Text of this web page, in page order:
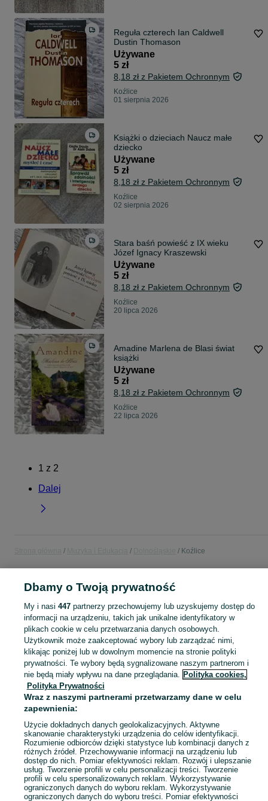
Reguła czterech Ian Caldwell
Dustin Thomason
Używane
5 zł
8,18 zł z Pakietem Ochronnym
Koźlice
01 sierpnia 2026
Książki o dzieciach Naucz małe
dziecko
Używane
5 zł
8,18 zł z Pakietem Ochronnym
Koźlice
02 sierpnia 2026
Stara baśń powieść z IX wieku
Józef Ignacy Kraszewski
Używane
5 zł
8,18 zł z Pakietem Ochronnym
Koźlice
20 lipca 2026
Amadine Marlena de Blasi świat
książki
Używane
5 zł
8,18 zł z Pakietem Ochronnym
Koźlice
22 lipca 2026
1 z 2
Dalej
Koźlice
MUZYKA I EDUKACJA
KATEGORIA
Sprzedaż towarów dla relaksu, twórczości i nauki Koźlice ▶️ Nowe i używane instrumenty, książki, filmy i inne ✌ Kupuj i sprzedawaj na OLX.pl! Zobacz
Mapa kategorii
Mapa miejscowości
Mapa ministron
Popularne wyszukiwania
Dbamy o Twoją prywatność
My i nasi 447partnerzy przechowujemy lub uzyskujemy dostęp do
informacji na urządzeniu, takich jak unikalne identyfikatory w
plikach cookie w celu przetwarzania danych osobowych.
Użytkownik może zaakceptować wybory lub zarządzać nimi,
klikając poniżej lub w dowolnym momencie na stronie polityki
prywatności. Te wybory będą sygnalizowane naszym partnerom i
nie będą miały wpływu na dane przeglądania. Polityka cookies,
Polityka Prywatności
Wraz z naszymi partnerami przetwarzamy dane w celu
zapewnienia:
Użycie dokładnych danych geolokalizacyjnych. Aktywne
skanowanie charakterystyki urządzenia do celów identyfikacji.
Rozumienie odbiorców dzięki statystyce lub kombinacji danych z
różnych źródeł. Przechowywanie informacji na urządzeniu lub
dostęp do nich. Pomiar efektywności reklam. Rozwój i ulepszanie
usług. Tworzenie profili w celu personalizacji treści. Tworzenie
profili w celu spersonalizowanych reklam. Wykorzystywanie
ograniczonych danych do wyboru reklam. Wykorzystywanie
ograniczonych danych do wyboru treści. Pomiar efektywności